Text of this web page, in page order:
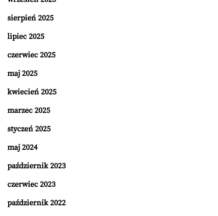
sierpień 2025
lipiec 2025
czerwiec 2025
maj 2025
kwiecień 2025
marzec 2025
styczeń 2025
maj 2024
październik 2023
czerwiec 2023
październik 2022